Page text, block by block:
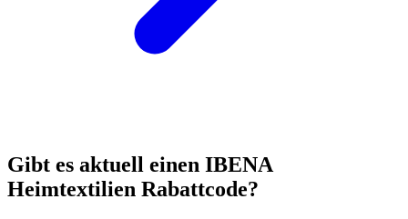
Gibt es aktuell einen IBENA
Heimtextilien Rabattcode?